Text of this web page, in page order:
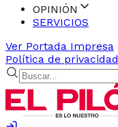
OPINIÓN
SERVICIOS
Ver Portada Impresa
Política de privacidad